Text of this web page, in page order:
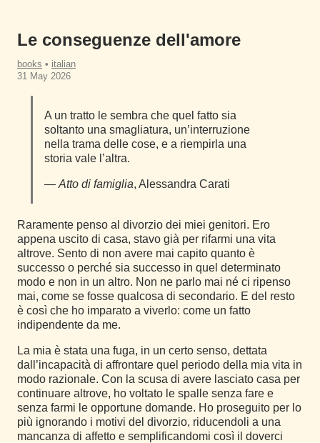
Le conseguenze dell'amore
books • italian
31 May 2026
A un tratto le sembra che quel fatto sia
soltanto una smagliatura, un’interruzione
nella trama delle cose, e a riempirla una
storia vale l’altra.
—Atto di famiglia, Alessandra Carati
Raramente penso al divorzio dei miei genitori. Ero
appena uscito di casa, stavo già per rifarmi una vita
altrove. Sento di non avere mai capito quanto è
successo o perché sia successo in quel determinato
modo e non in un altro. Non ne parlo mai né ci ripenso
mai, come se fosse qualcosa di secondario. E del resto
è così che ho imparato a viverlo: come un fatto
indipendente da me.
La mia è stata una fuga, in un certo senso, dettata
dall’incapacità di affrontare quel periodo della mia vita in
modo razionale. Con la scusa di avere lasciato casa per
continuare altrove, ho voltato le spalle senza fare e
senza farmi le opportune domande. Ho proseguito per lo
più ignorando i motivi del divorzio, riducendoli a una
mancanza di affetto e semplificandomi così il doverci